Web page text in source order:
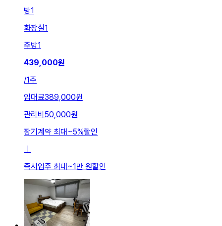
방1
화장실1
주방1
439,000원
/1주
임대료389,000원
관리비 50,000원
장기계약 최대~5%할인
ㅣ
즉시입주 최대~1만 원할인